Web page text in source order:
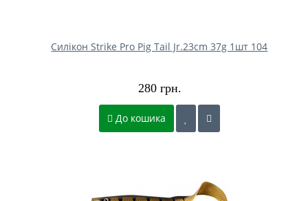
Силікон Strike Pro Pig Tail Jr.23cm 37g 1шт 104
280 грн.
До кошика